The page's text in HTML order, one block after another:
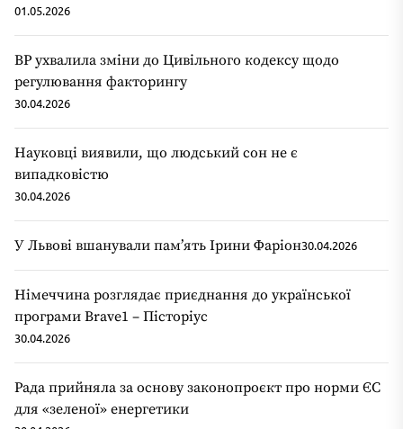
01.05.2026
ВР ухвалила зміни до Цивільного кодексу щодо
регулювання факторингу
30.04.2026
Науковці виявили, що людський сон не є
випадковістю
30.04.2026
У Львові вшанували пам’ять Ірини Фаріон30.04.2026
Німеччина розглядає приєднання до української
програми Brave1 – Пісторіус
30.04.2026
Рада прийняла за основу законопроєкт про норми ЄС
для «зеленої» енергетики